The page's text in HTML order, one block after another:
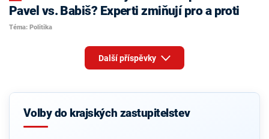
Pavel vs. Babiš? Experti zmiňují pro a proti
Téma: Politika
Další příspěvky
Volby do krajských zastupitelstev